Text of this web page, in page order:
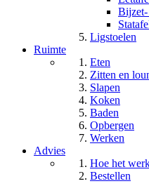
Bijzet-
Ligstoelen
Ruimte
Eten
Zitten en
Slapen
Koken
Baden
Opbergen
Werken
Advies
Hoe het
Bestellen